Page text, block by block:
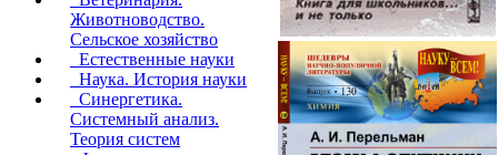
Животноводство.
Сельское хозяйство
Естественные науки
Наука. История науки
Синергетика.
Системный анализ.
Теория систем